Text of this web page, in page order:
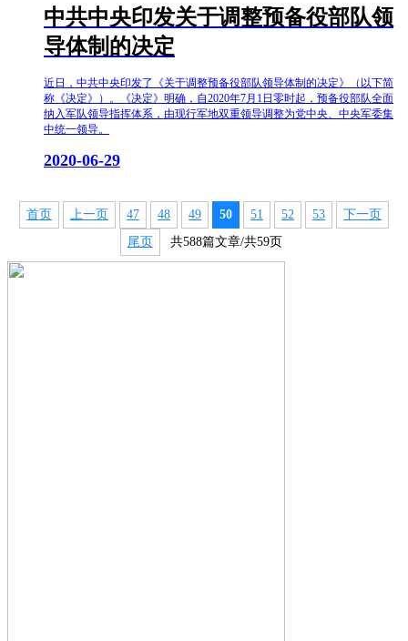
中共中央印发关于调整预备役部队领
导体制的决定
近日，中共中央印发了《关于调整预备役部队领导体制的决定》（以下简
称《决定》）。《决定》明确，自2020年7月1日零时起，预备役部队全面
纳入军队领导指挥体系，由现行军地双重领导调整为党中央、中央军委集
中统一领导。
2020-06-29
首页 上一页 47 48 49 50 51 52 53
下一页
尾页
共588篇文章/共59页